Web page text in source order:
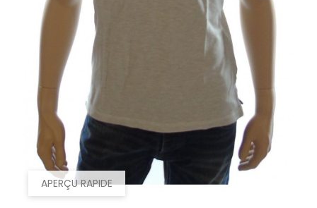
APERÇU RAPIDE